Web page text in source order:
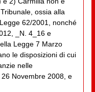
ossia alla
62/2001, nonché
_N. 4_16 e
Legge 7 Marzo
le disposizioni di cui
nelle
Novembre 2008, e